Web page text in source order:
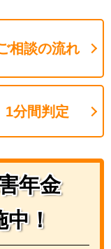
相談の流れ
1分間判定
年金
中！